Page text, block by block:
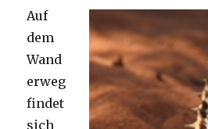
Auf
dem
Wand
erweg
findet
sich